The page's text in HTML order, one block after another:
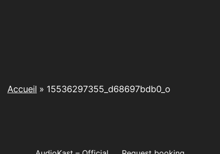
Accueil » 15536297355_d68697bdb0_o